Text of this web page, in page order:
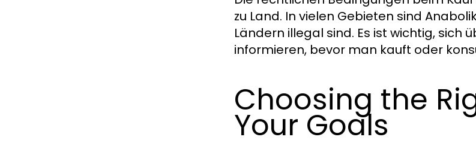
zu Land. In vielen Gebieten sind
Ländern illegal sind. Es ist wichtig, sich
informieren, bevor man kauft oder
Choosing the
Your Goals